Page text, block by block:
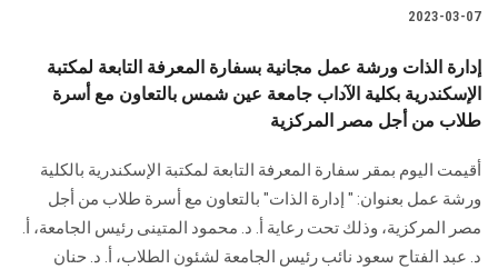
الموظفون
سجل الان
2023-03-07
إدارة الذات ورشة عمل مجانية بسفارة المعرفة التابعة لمكتبة
الإسكندرية بكلية الآداب جامعة عين شمس بالتعاون مع أسرة
طلاب من أجل مصر المركزية
أقيمت اليوم بمقر سفارة المعرفة التابعة لمكتبة الإسكندرية بالكلية
ورشة عمل بعنوان: " إدارة الذات" بالتعاون مع أسرة طلاب من أجل
مصر المركزية، وذلك تحت رعاية أ. د. محمود المتينى رئيس الجامعة، أ.
د. عبد الفتاح سعود نائب رئيس الجامعة لشئون الطلاب، أ. د. حنان